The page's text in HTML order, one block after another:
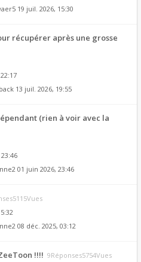
19 juil. 2026, 15:30
récupérer après une grosse
13 juil. 2026, 19:55
(rien à voir avec la
01 juin 2026, 23:46
08 déc. 2025, 03:12
!!!! 9Réponses5754Vues